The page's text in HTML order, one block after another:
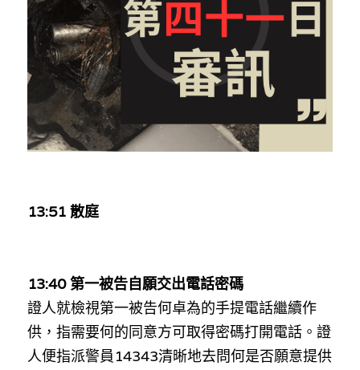
民主派騙案十式
反華推手起底
美西霸凌內幕
美西極權主義
極端暴恐實錄
林淑芳專欄
屈穎妍專欄
朱庭萱專欄
莫綺琪專欄
招國偉專欄
林伯強專欄
馮煒光專欄
趙處機專欄
絕密法庭檔案
醫院口岸爆炸案
屠龍小隊案
黎智英案審訊
35+顛覆案
生活
吃喝玩指南
休閒好介紹
花生仔漫畫週記
關於我們
人才招聘
商戶合作
條款及細則
關於我們
搜索
繁體中文
13:51 散庭
13:40 第一被告自願交出電話密碼
證人就檢視第一被告何卓為的手提電話繼續作
供，指需要何的同意方可取得密碼打開電話。證
人便指派警員 14343清晰地去問何是否願意提供